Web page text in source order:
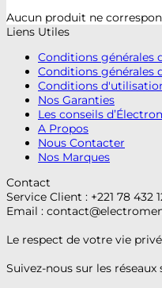
Aucun produit ne
Liens Utiles
Conditions générales
Conditions générales
Conditions
Nos Garanties
Les conseils
A Propos
Nous Contacter
Nos Marques
Contact
Service Client : +221 78 432
Email :
Le respect de votre vie
Suivez-nous sur les réseaux